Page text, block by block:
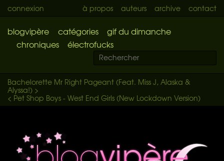
connexion à propos auteurs archive contact
blogvipère catégories
gif du dimanche
chroniques
électrofucks
Bachelorette Mr Right Pageant (Feat. Miss J, Alaska &
Alyssa!) >
< Pet Shop Boys - West End Girls (New Lockdown Version)